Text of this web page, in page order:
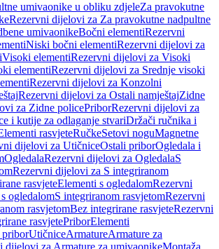
umivaonike u obliku zdjeleZa pravokutne
Rezervni dijelovi za Za pravokutne nadpultne
umivaonikeBočni elementiRezervni
Niski bočni elementiRezervni dijelovi za
Visoki elementiRezervni dijelovi za Visoki
elementiRezervni dijelovi za Srednje visoki
Rezervni dijelovi za Konzolni
Rezervni dijelovi za Ostali namještajZidne
za Zidne policePriborRezervni dijelovi za
i kutije za odlaganje stvariDržači ručnika i
rasvjeteRučkeSetovi noguMagnetne
dijelovi za UtičniceOstali priborOgledala i
OgledalaRezervni dijelovi za OgledalaS
Rezervni dijelovi za S integriranom
rasvjeteElementi s ogledalomRezervni
ogledalomS integriranom rasvjetomRezervni
rasvjetomBez integrirane rasvjeteRezervni
rasvjetePriborElementi
priborUtičniceArmatureArmature za
dijelovi za Armature za umivaonikeMontaža